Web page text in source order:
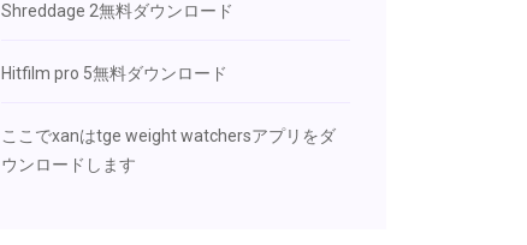
Shreddage 2無料ダウンロード
Hitfilm pro 5無料ダウンロード
ここでxanはtge weight watchersアプリをダ
ウンロードします